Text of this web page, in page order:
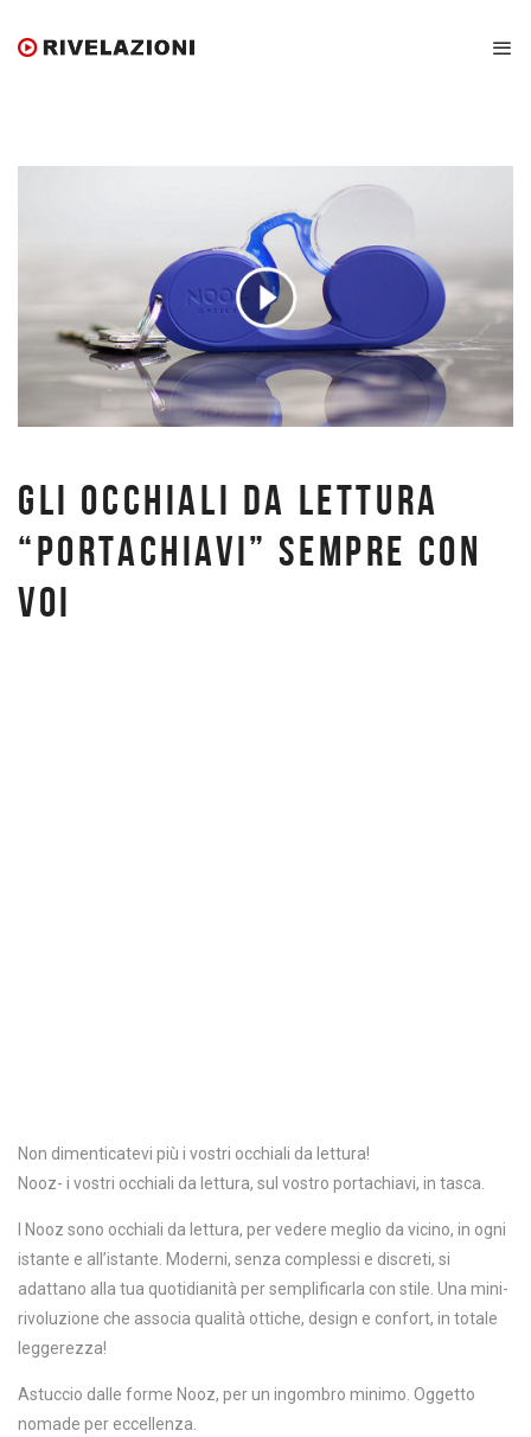
GLI OCCHIALI DA LETTURA
“PORTACHIAVI” SEMPRE CON
VOI
Non dimenticatevi più i vostri occhiali da lettura!
Nooz- i vostri occhiali da lettura, sul vostro portachiavi, in tasca.
I Nooz sono occhiali da lettura, per vedere meglio da vicino, in ogni
istante e all’istante. Moderni, senza complessi e discreti, si
adattano alla tua quotidianità per semplificarla con stile. Una mini-
rivoluzione che associa qualità ottiche, design e confort, in totale
leggerezza!
Astuccio dalle forme Nooz, per un ingombro minimo . Oggetto
nomade per eccellenza.